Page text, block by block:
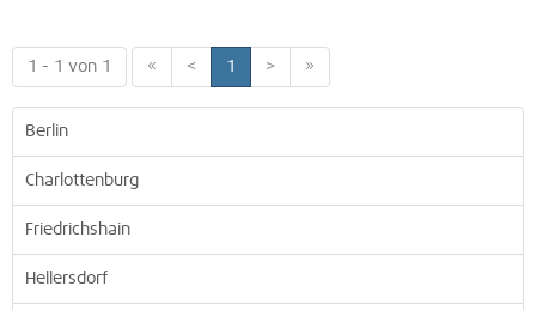
1 - 1 von 1 « < 1 > »
Berlin
Charlottenburg
Friedrichshain
Hellersdorf